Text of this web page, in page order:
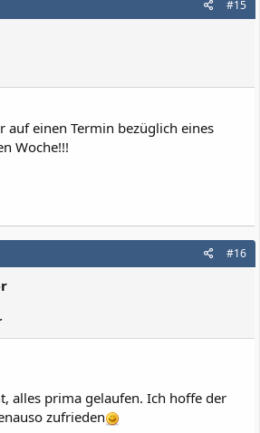
#15
auf einen Termin bezüglich eines
Woche!!!
#16
alles prima gelaufen. Ich hoffe der
zufrieden